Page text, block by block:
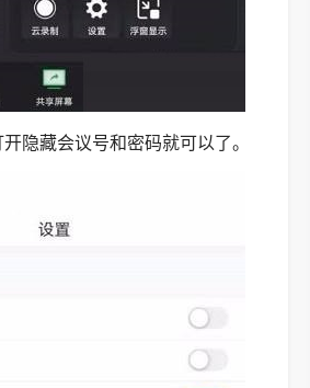
隐藏会议号和密码就可以了。